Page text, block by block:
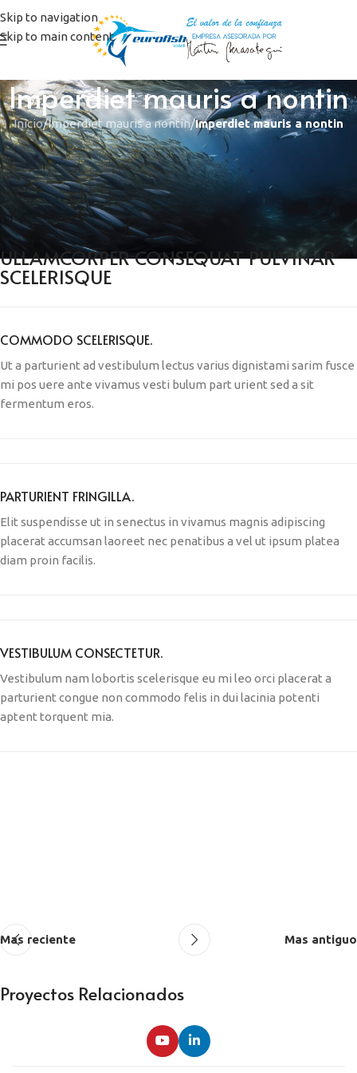
Skip to navigation
Skip to main content
Imperdiet mauris a nontin
Inicio/Imperdiet mauris a nontin/Imperdiet mauris a nontin
ULLAMCORPER CONSEQUAT PULVINAR
SCELERISQUE
COMMODO SCELERISQUE.
Ut a parturient ad vestibulum lectus varius dignistami sarim fusce
mi pos uere ante vivamus vesti bulum part urient sed a sit
fermentum eros.
PARTURIENT FRINGILLA.
Elit suspendisse ut in senectus in vivamus magnis adipiscing
placerat accumsan laoreet nec penatibus a vel ut ipsum platea
diam proin facilis.
VESTIBULUM CONSECTETUR.
Vestibulum nam lobortis scelerisque eu mi leo orci placerat a
parturient congue non commodo felis in dui lacinia potenti
aptent torquent mia.
Mas reciente Mas antiguo
Proyectos Relacionados
Potenti parturient parturie